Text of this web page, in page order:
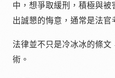
中，想爭取緩刑，積極與
出誠懇的悔意，通常是法官
法律並不只是冷冰冰的條
術。